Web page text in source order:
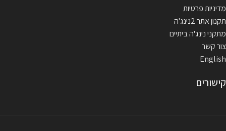
מדיניות פרטיות
תקנון אתר 2נינג'ה
מתקני נינג'ה ביתיים
צור קשר
English
קישורים